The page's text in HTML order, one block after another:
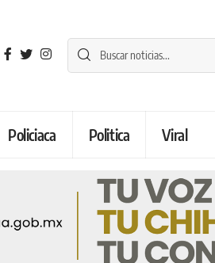
Policiaca Politica Viral